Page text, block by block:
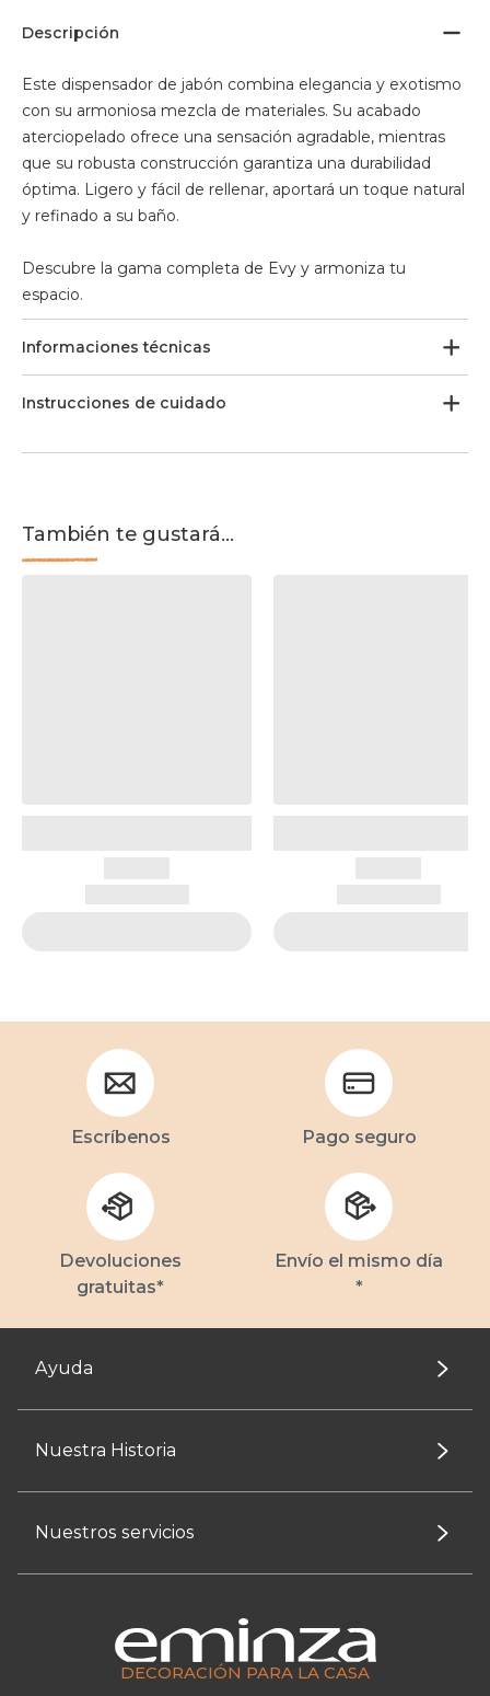
Descripción
Este dispensador de jabón combina elegancia y exotismo
con su armoniosa mezcla de materiales. Su acabado
aterciopelado ofrece una sensación agradable, mientras
que su robusta construcción garantiza una durabilidad
óptima. Ligero y fácil de rellenar, aportará un toque natural
y refinado a su baño.
Descubre la gama completa de Evy y armoniza tu
espacio.
Informaciones técnicas
Instrucciones de cuidado
También te gustará...
Escríbenos Pago seguro
Devoluciones
gratuitas*
Envío el mismo día
*
Ayuda
Nuestra Historia
Nuestros servicios
DECORACIÓN PARA LA CASA